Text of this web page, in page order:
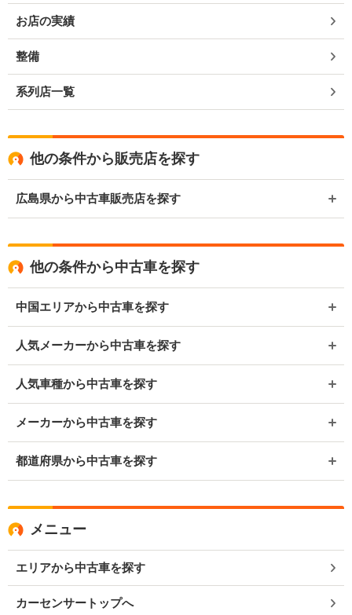
お店の実績
整備
系列店一覧
他の条件から販売店を探す
広島県から中古車販売店を探す
他の条件から中古車を探す
中国エリアから中古車を探す
人気メーカーから中古車を探す
人気車種から中古車を探す
メーカーから中古車を探す
都道府県から中古車を探す
メニュー
エリアから中古車を探す
カーセンサートップへ